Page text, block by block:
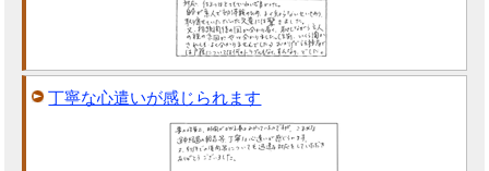
丁寧な心遣いが感じられます